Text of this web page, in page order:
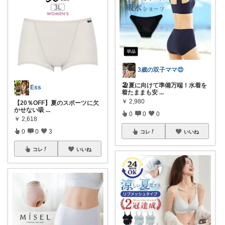
Ess
【20％OFF】夏のスポーツに欠
かせない吸 ...
￥ 2,618
0 0 3
コレ いいね
3歳の双子ママ😍
🏖️夏に向けて準備万端！水着を
着たままも安 ...
￥ 2,980
0 0 0
コレ いいね